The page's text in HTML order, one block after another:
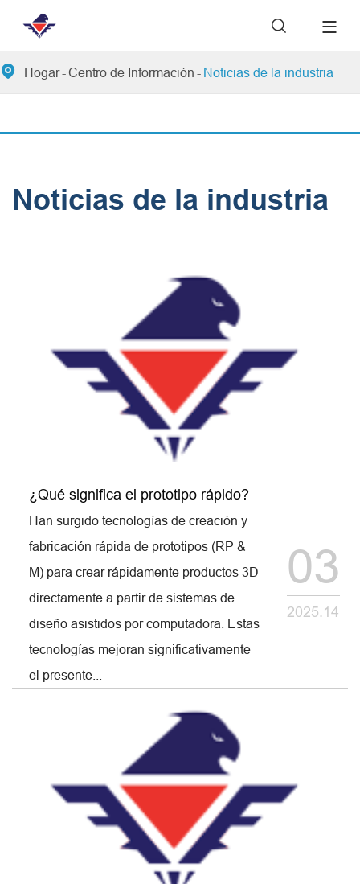

 Hogar Centro de Información Noticias de la industria
Noticias de la industria
¿Qué significa el prototipo rápido?
Han surgido tecnologías de creación y
fabricación rápida de prototipos (RP &
M) para crear rápidamente productos 3D
directamente a partir de sistemas de
diseño asistidos por computadora. Estas
tecnologías mejoran significativamente
el presente...
03
2025.14